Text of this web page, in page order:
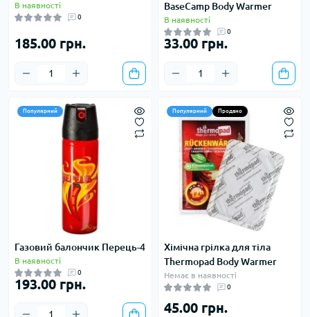
В наявності
0
185.00 грн.
BaseCamp Body Warmer
В наявності
0
33.00 грн.
Популярний
Газовий балончик Перець-4
В наявності
0
193.00 грн.
Популярний Продано
Хімічна грілка для тіла
Thermopad Body Warmer
Немає в наявності
0
45.00 грн.